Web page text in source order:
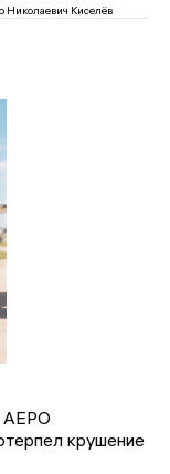
Николаевич Киселёв
АЕРО
крушение